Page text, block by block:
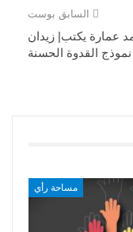
السابق بوست
عمارة يكتب| زيدان
نموذج القدوة الحسنة
مساحة رأي